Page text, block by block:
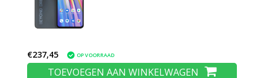
€237,45 OP VOORRAAD
TOEVOEGEN AAN WINKELWAGEN